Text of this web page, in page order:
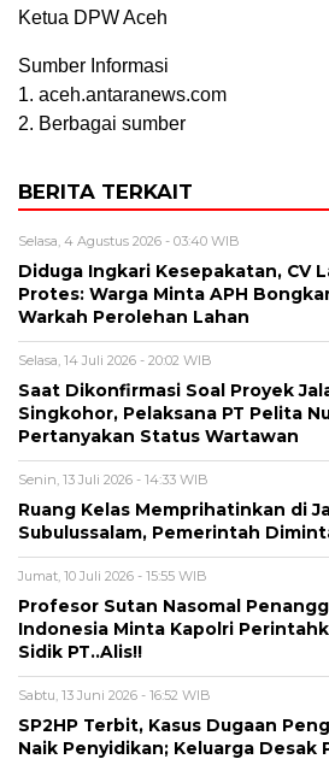
Ketua DPW Aceh
Sumber Informasi
1. aceh.antaranews.com⁠
2. Berbagai sumber
BERITA TERKAIT
Selasa, 4 Agustus 2026 - 03:40 WIB
Diduga Ingkari Kesepakatan, CV
Protes: Warga Minta APH
Warkah Perolehan Lahan
Selasa, 14 Juli 2026 - 20:02 WIB
Saat Dikonfirmasi Soal Proyek
Singkohor, Pelaksana PT Pelita
Pertanyakan Status Wartawan
Senin, 13 Juli 2026 - 14:33 WIB
Ruang Kelas Memprihatinkan di
Subulussalam, Pemerintah
Jumat, 10 Juli 2026 - 15:55 WIB
Profesor Sutan Nasomal
Indonesia Minta Kapolri
Sidik PT..Alis!!
Sabtu, 13 Juni 2026 - 16:52 WIB
SP2HP Terbit, Kasus Dugaan
Naik Penyidikan; Keluarga Desak